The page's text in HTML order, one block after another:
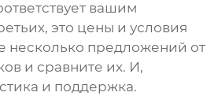
вашим
это цены и условия
несколько предложений от
и сравните их. И,
и поддержка.